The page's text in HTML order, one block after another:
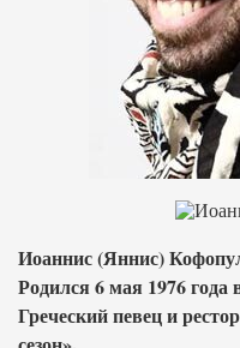
Иоаннис (Яннис)
Родился 6 мая 1976
Греческий певец и